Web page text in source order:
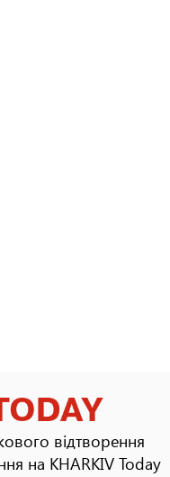
відтворення
на KHARKIV Today